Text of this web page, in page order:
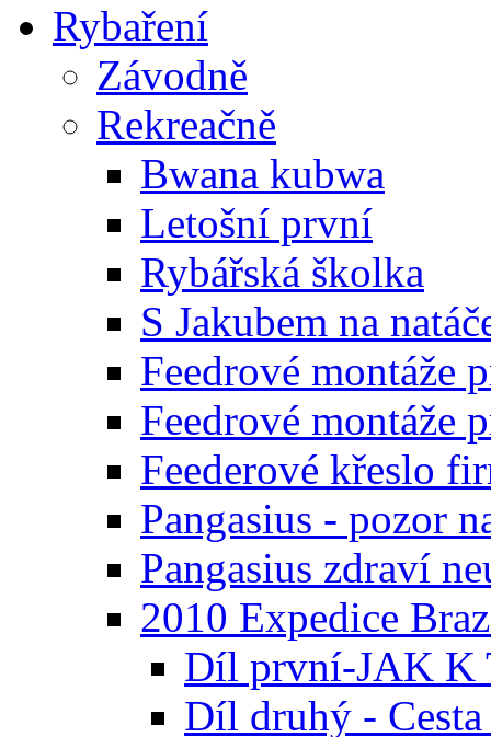
Rybaření
Závodně
Rekreačně
Bwana kubwa
Letošní první
Rybářská školka
S Jakubem na
Feedrové montáže
Feedrové montáže
Feederové křeslo
Pangasius - pozor
Pangasius zdraví
2010 Expedice
Díl první-JAK K
Díl druhý -